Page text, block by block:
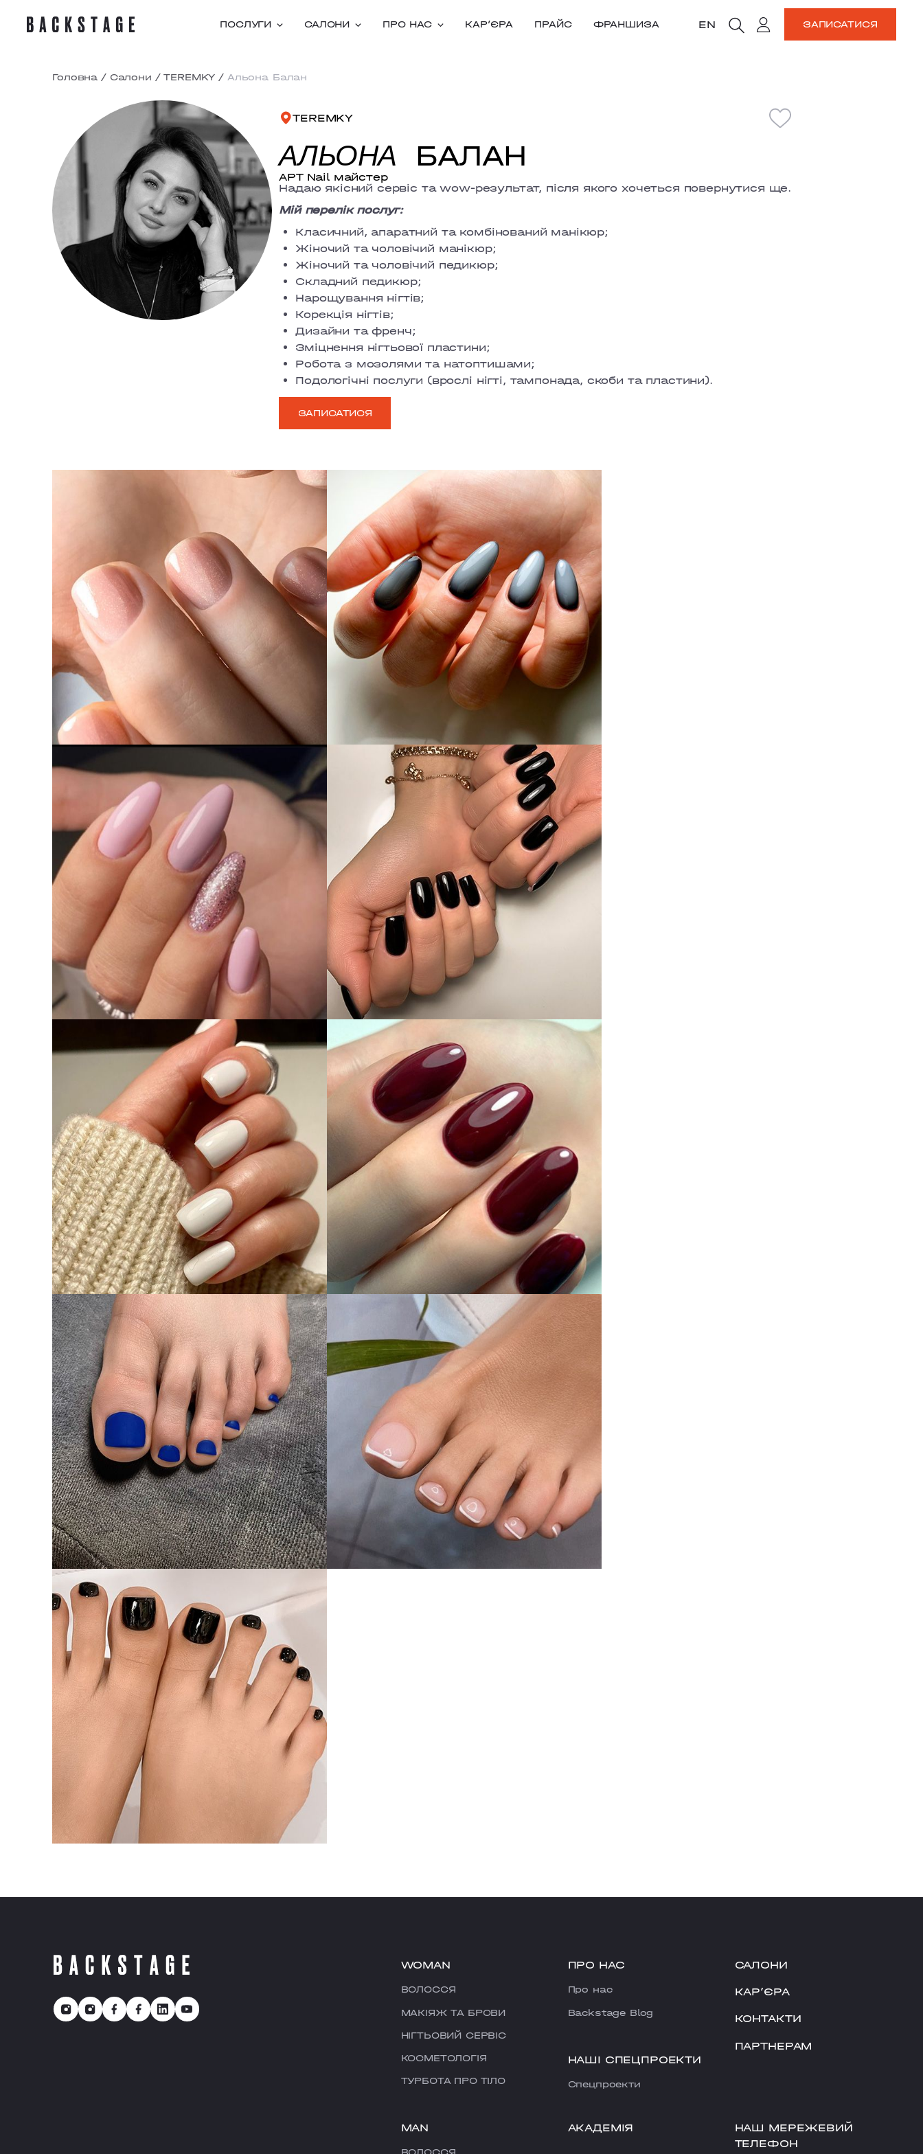
ПОСЛУГИ САЛОНИ ПРО НАС КАРʼЄРА ПРАЙС ФРАНШИЗА EN ЗАПИСАТИСЯ
Головна / Салони / TEREMKY / Альона Балан
TEREMKY
АЛЬОНА БАЛАН
АРТ Nail майстер
Надаю якісний сервіс та wow-результат, після якого хочеться повернутися ще.
Мій перелік послуг:
Класичний, апаратний та комбінований манікюр;
Жіночий та чоловічий манікюр;
Жіночий та чоловічий педикюр;
Складний педикюр;
Нарощування нігтів;
Корекція нігтів;
Дизайни та френч;
Зміцнення нігтьової пластини;
Робота з мозолями та натоптишами;
Подологічні послуги (врослі нігті, тампонада, скоби та пластини).
ЗАПИСАТИСЯ
WOMAN
ВОЛОССЯ
МАКІЯЖ ТА БРОВИ
НІГТЬОВИЙ СЕРВІС
КОСМЕТОЛОГІЯ
ТУРБОТА ПРО ТІЛО
MAN
ПРО НАС
Про нас
Backstage Blog
НАШІ СПЕЦПРОЕКТИ
Cпецпроекти
САЛОНИ
КАРʼЄРА
КОНТАКТИ
ПАРТНЕРАМ
АКАДЕМІЯ
НАШ МЕРЕЖЕВИЙ
ТЕЛЕФОН